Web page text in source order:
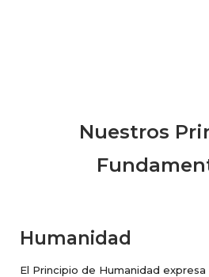
Nuestros
Humanidad
El Principio de Humanidad